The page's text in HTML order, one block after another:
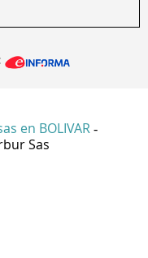
en BOLIVAR -
Sas